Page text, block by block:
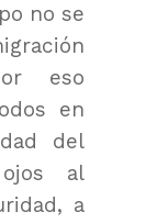
no se
eso
en
del
al
a